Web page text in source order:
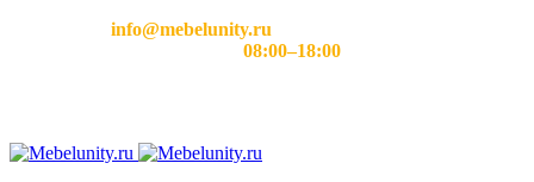
info@mebelunity.ru
08:00–18:00